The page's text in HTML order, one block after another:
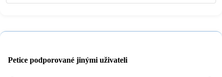
Petice podporované jinými uživateli